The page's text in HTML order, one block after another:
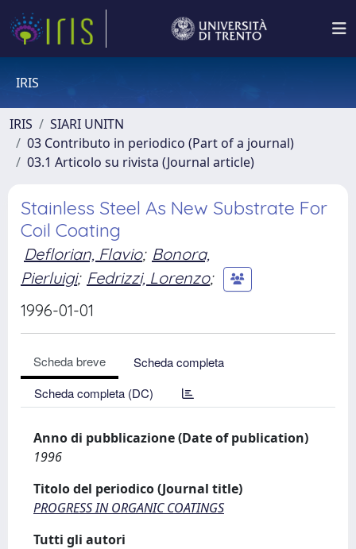
IRIS
IRIS
SIARI UNITN
03 Contributo in periodico (Part of a journal)
03.1 Articolo su rivista (Journal article)
Stainless Steel As New Substrate For
Coil Coating
Deflorian, Flavio; Bonora,
Pierluigi; Fedrizzi, Lorenzo;
1996-01-01
Scheda breve
Scheda completa
Scheda completa (DC)
Anno di pubblicazione (Date of publication)
1996
Titolo del periodico (Journal title)
PROGRESS IN ORGANIC COATINGS
Tutti gli autori